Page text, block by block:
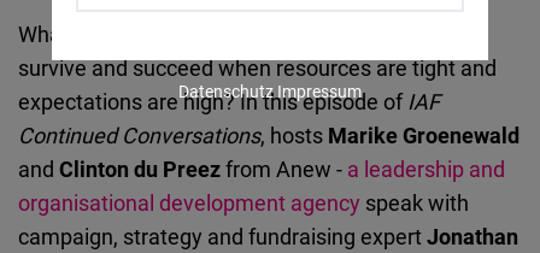
What does it really take for an organization to
survive and succeed when resources are tight and
expectations are high? In this episode ofIAF
Continued Conversations, hosts Marike Groenewald
and Clinton du Preezfrom Anew - a leadership and
organisational development agency speak with
campaign, strategy and fundraising expertJonathan
Embed
Google
Maps
Embed
Datenschutz Impressum